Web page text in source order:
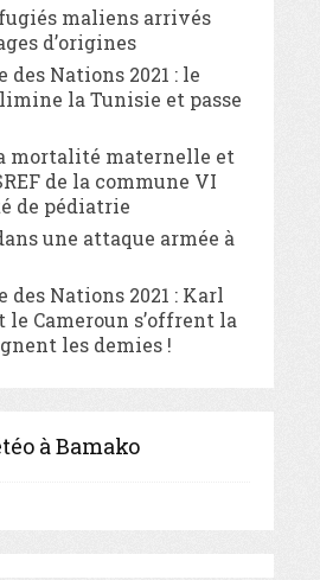
maliens arrivés
d’origines
des Nations 2021 : le
la Tunisie et passe
mortalité maternelle et
de la commune VI
de pédiatrie
une attaque armée à
des Nations 2021 : Karl
le Cameroun s’offrent la
les demies !
à Bamako